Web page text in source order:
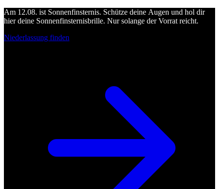
Am 12.08. ist Sonnenfinsternis. Schütze deine Augen und hol dir
hier deine Sonnenfinsternisbrille. Nur solange der Vorrat reicht.
Niederlassung finden